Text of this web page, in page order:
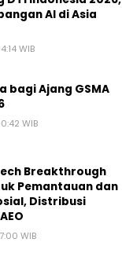
AI di Asia
WIB
bagi Ajang GSMA
WIB
Breakthrough
Pemantauan dan
Distribusi
WIB